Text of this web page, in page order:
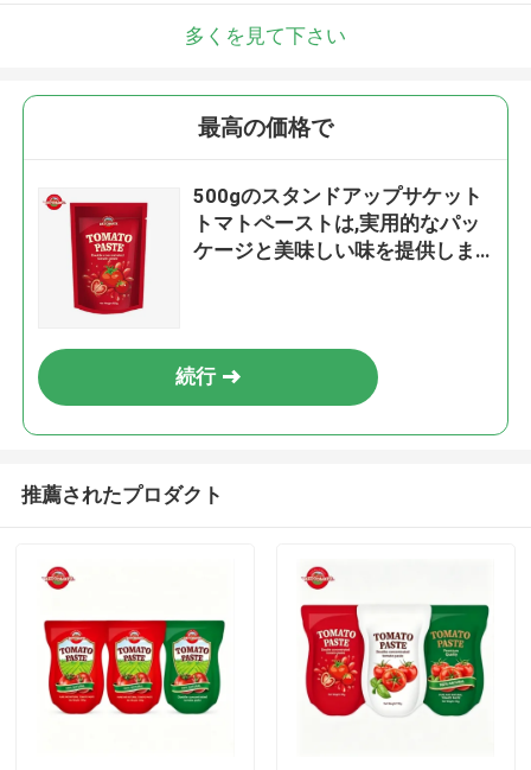
多くを見て下さい
最高の価格で
500gのスタンドアップサケット
トマトペーストは,実用的なパッ
ケージと美味しい味を提供しま
続行
推薦されたプロダクト